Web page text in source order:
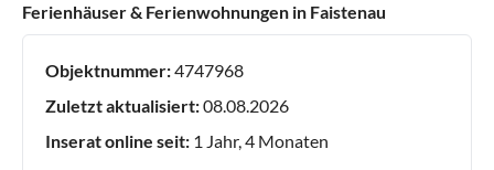
Ferienhäuser & Ferienwohnungen in Faistenau
Objektnummer:4747968
Zuletzt aktualisiert:08.08.2026
Inserat online seit: 1 Jahr, 4 Monaten